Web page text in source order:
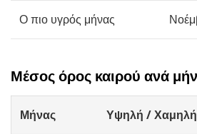
Ο πιο υγρός μήνας
Μέσος όρος καιρού ανά
Μήνας Υψηλή / Χαμηλή